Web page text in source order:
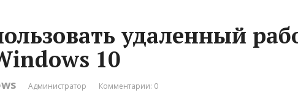
удаленный
10
Администратор Комментарии: 0